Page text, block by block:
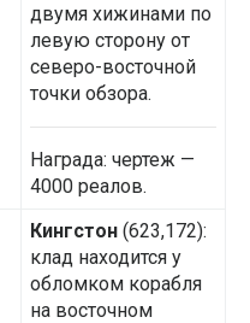
двумя хижинами по
левую сторону от
северо-восточной
точки обзора.
Награда: чертеж —
4000 реалов.
Кингстон (623,172):
клад находится у
обломком корабля
на восточном